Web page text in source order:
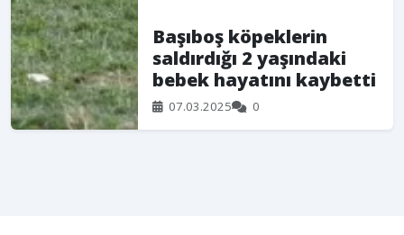
Başıboş köpeklerin
saldırdığı 2 yaşındaki
bebek hayatını kaybetti
07.03.2025 0